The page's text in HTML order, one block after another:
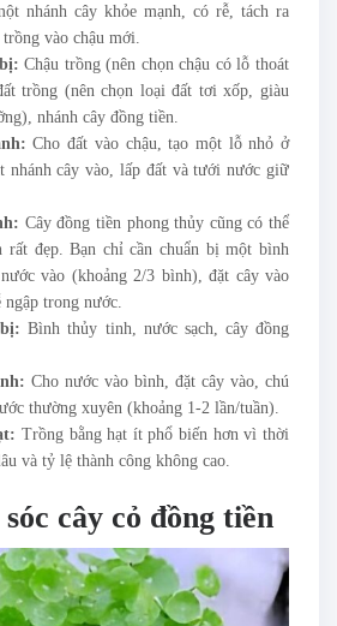
nhánh cây khỏe mạnh, có rễ, tách ra
vào chậu mới.
Chậu trồng (nên chọn chậu có lỗ thoát
trồng (nên chọn loại đất tơi xốp, giàu
nhánh cây đồng tiền.
Cho đất vào chậu, tạo một lỗ nhỏ ở
nhánh cây vào, lấp đất và tưới nước giữ
Cây đồng tiền phong thủy cũng có thể
rất đẹp. Bạn chỉ cần chuẩn bị một bình
vào (khoảng 2/3 bình), đặt cây vào
ngập trong nước.
Bình thủy tinh, nước sạch, cây đồng
Cho nước vào bình, đặt cây vào, chú
thường xuyên (khoảng 1-2 lần/tuần).
Trồng bằng hạt ít phổ biến hơn vì thời
và tỷ lệ thành công không cao.
cây cỏ đồng tiền